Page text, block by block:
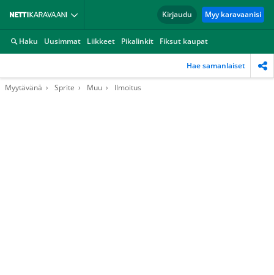
Kirjaudu Myy karavaanisi
Haku Uusimmat Liikkeet Pikalinkit Fiksut kaupat
Hae samanlaiset
Myytävänä Sprite Muu Ilmoitus